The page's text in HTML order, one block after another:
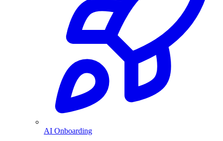
AI Onboarding